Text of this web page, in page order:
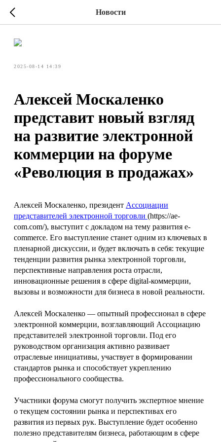
Новости
2025-08-14 14:39
Алексей Москаленко
представит новый взгляд
на развитие электронной
коммерции на форуме
«Революция в продажах»
Алексей Москаленко, президент Ассоциации
представителей электронной торговли (https://ae-
com.com/), выступит с докладом на тему развития e-
commerce. Его выступление станет одним из ключевых в
пленарной дискуссии, и будет включать в себя: текущие
тенденции развития рынка электронной торговли,
перспективные направления роста отрасли,
инновационные решения в сфере digital-коммерции,
вызовы и возможности для бизнеса в новой реальности.
Алексей Москаленко — опытный профессионал в сфере
электронной коммерции, возглавляющий Ассоциацию
представителей электронной торговли. Под его
руководством организация активно развивает
отраслевые инициативы, участвует в формировании
стандартов рынка и способствует укреплению
профессионального сообщества.
Участники форума смогут получить экспертное мнение
о текущем состоянии рынка и перспективах его
развития из первых рук. Выступление будет особенно
полезно представителям бизнеса, работающим в сфере